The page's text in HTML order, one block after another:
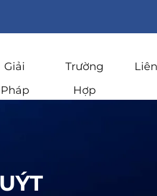
Giải
Pháp
Trường
Hợp